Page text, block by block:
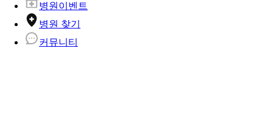
병원이벤트
병원 찾기
커뮤니티